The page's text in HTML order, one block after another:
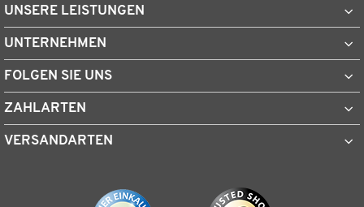
UNSERE LEISTUNGEN
UNTERNEHMEN
FOLGEN SIE UNS
ZAHLARTEN
VERSANDARTEN